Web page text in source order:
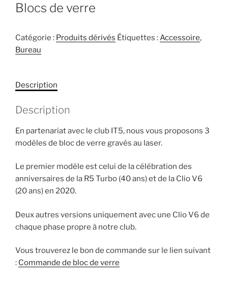
Blocs de verre
Catégorie : Produits dérivés Étiquettes :Accessoire,
Bureau
Description
Description
En partenariat avec le club IT5, nous vous proposons 3
modèles de bloc de verre gravés au laser.
Le premier modèle est celui de la célébration des
anniversaires de la R5 Turbo (40 ans) et de la Clio V6
(20 ans) en 2020.
Deux autres versions uniquement avec une Clio V6 de
chaque phase propre à notre club.
Vous trouverez le bon de commande sur le lien suivant
: Commande de bloc de verre